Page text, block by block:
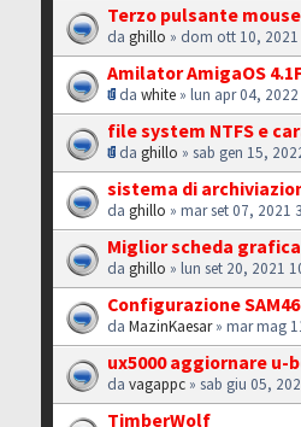
Terzo pulsante mouse
daghillo » dom ott 10,
Amilator AmigaOS
dawhite » lun apr 04,
file system NTFS e
daghillo » sab gen 15,
sistema di
daghillo » mar set 07, 2021
Miglior scheda grafica
daghillo » lun set 20, 2021
Configurazione
daMazinKaesar» mar mag
ux5000 aggiornare u-
davagappc » sab giu 05,
TimberWolf